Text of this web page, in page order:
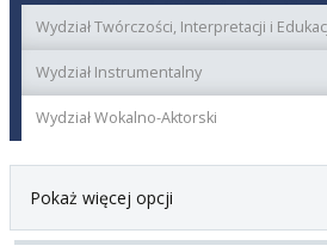
Wydział Twórczości, Interpretacji i
Wydział Instrumentalny
Wydział Wokalno-Aktorski
Pokaż więcej opcji